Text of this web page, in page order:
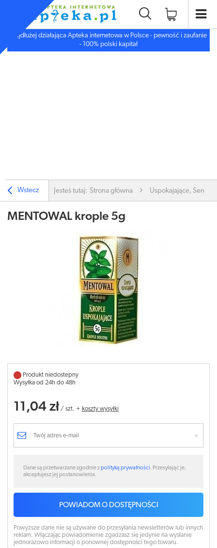
Najdłużej działająca Apteka internetowa w Polsce - pewność i zaufanie
- 100% polski kapitał
Wstecz Jesteś tutaj: Strona główna Uspokajające, Sen,
MENTOWAL krople 5g
Produkt niedostepny
Wysyłka od 24h do 48h
11,04 zł / szt. + koszty wysyłki
Dane są przetwarzane zgodnie zpolityką prywatności. Przesyłając je,
akceptujesz jej postanowienia.
POWIADOM O DOSTĘPNOŚCI
Powyższe dane nie są używane do przesyłania newsletterów lub innych
reklam. Włączając powiadomienie zgadzasz się jedynie na wysłanie
jednorazowo informacji o ponownej dostępności tego towaru.